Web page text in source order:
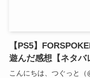
【PS5】
遊んだ感想【ネタバ
こんにちは、つぐっと